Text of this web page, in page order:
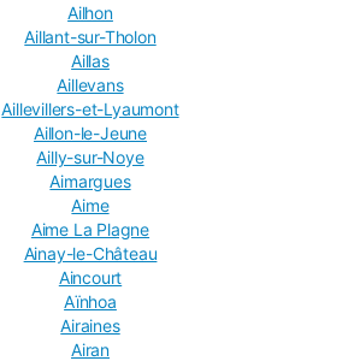
Ailhon
Aillant-sur-Tholon
Aillas
Aillevans
Aillevillers-et-Lyaumont
Aillon-le-Jeune
Ailly-sur-Noye
Aimargues
Aime
Aime La Plagne
Ainay-le-Château
Aincourt
Aïnhoa
Airaines
Airan